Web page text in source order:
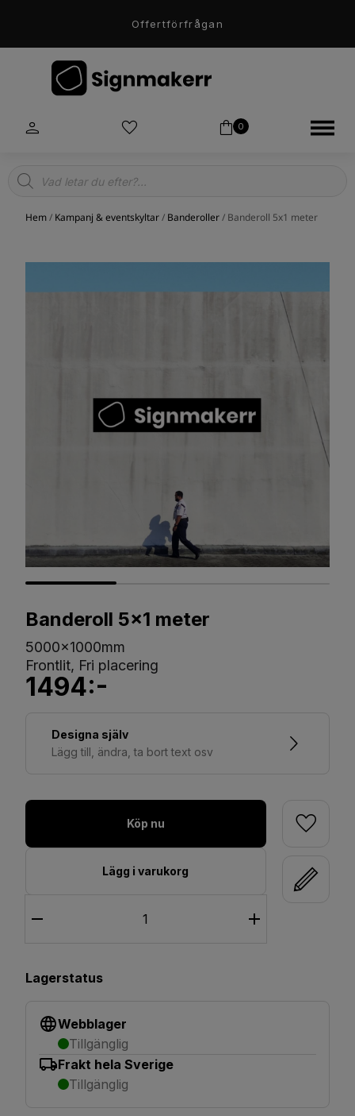
Offertförfrågan
0
Products
search
Hem/ Kampanj & eventskyltar/ Banderoller/ Banderoll 5x1 meter
Banderoll 5x1 meter
5000x1000mm
Frontlit, Fri placering
1494:-
Designa själv
Lägg till, ändra, ta bort text osv
Köp nu
Lägg i varukorg
Lagerstatus
Webblager
Tillgänglig
Frakt hela Sverige
Tillgänglig